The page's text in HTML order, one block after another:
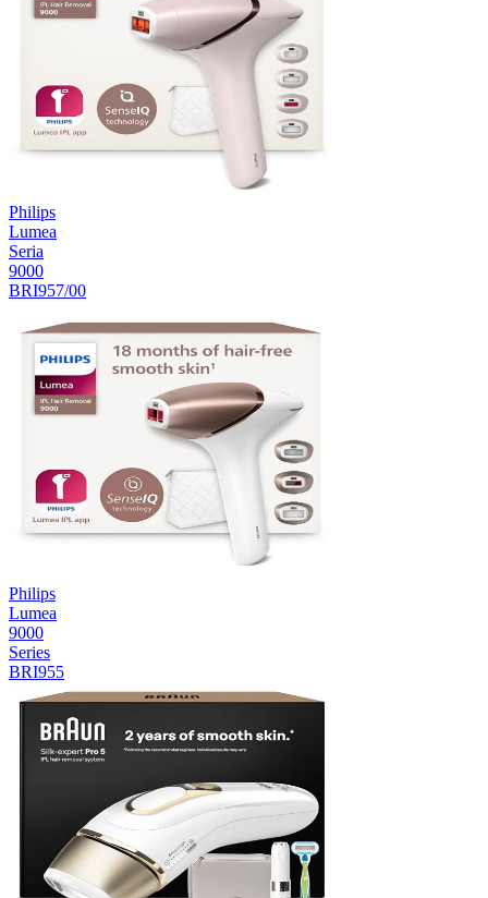
Philips
Lumea
Seria
9000
BRI957/00
Philips
Lumea
9000
Series
BRI955